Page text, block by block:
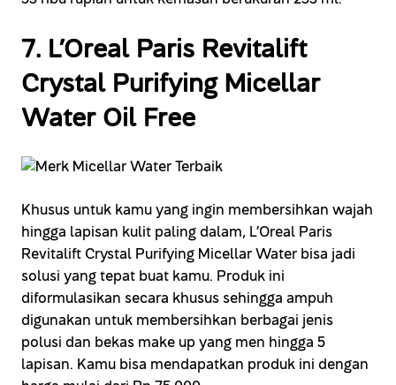
7. L’Oreal Paris Revitalift
Crystal Purifying Micellar
Water Oil Free
Khusus untuk kamu yang ingin membersihkan wajah
hingga lapisan kulit paling dalam, L’Oreal Paris
Revitalift Crystal Purifying Micellar Water bisa jadi
solusi yang tepat buat kamu. Produk ini
diformulasikan secara khusus sehingga ampuh
digunakan untuk membersihkan berbagai jenis
polusi dan bekas make up yang men hingga 5
lapisan. Kamu bisa mendapatkan produk ini dengan